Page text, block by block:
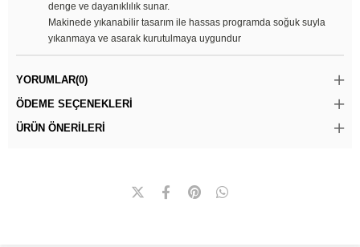
denge ve dayanıklılık sunar.
Makinede yıkanabilir tasarım ile hassas programda soğuk suyla
yıkanmaya ve asarak kurutulmaya uygundur
YORUMLAR(0)
ÖDEME SEÇENEKLERI
ÜRÜN ÖNERILERI